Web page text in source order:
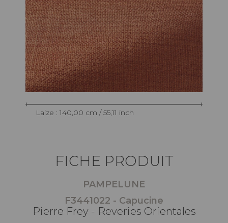
Laize : 140,00 cm / 55,11 inch
FICHE PRODUIT
PAMPELUNE
F3441022 - Capucine
Pierre Frey - Reveries Orientales